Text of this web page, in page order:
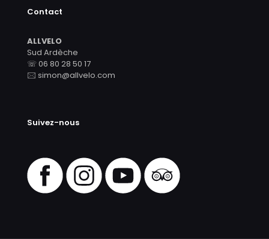
Contact
ALLVELO
Sud Ardèche
☏ 06 80 28 50 17
🖂 simon@allvelo.com
Suivez-nous